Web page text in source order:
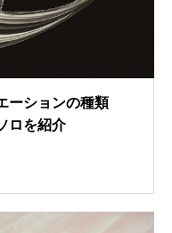
ーションの種類
ロを紹介